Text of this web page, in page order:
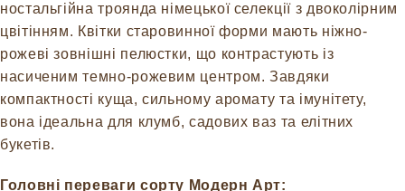
ностальгійна троянда німецької селекції з двоколірним
цвітінням. Квітки старовинної форми мають ніжно-
рожеві зовнішні пелюстки, що контрастують із
насиченим темно-рожевим центром. Завдяки
компактності куща, сильному аромату та імунітету,
вона ідеальна для клумб, садових ваз та елітних
букетів.
Головні переваги сорту Модерн Арт: